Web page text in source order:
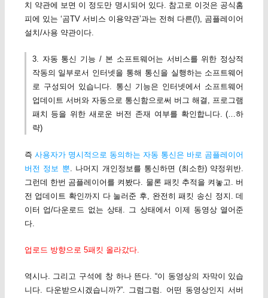
치 약관에 보면 이 정도만 명시되어 있다. 참고로 이것은 공식홈
피에 있는 ‘곰TV 서비스 이용약관’과는 전혀 다른(!), 곰플레이어
설치/사용 약관이다.
3. 자동 통신 기능 / 본 소프트웨어는 서비스를 위한 정상적
작동의 일부로서 인터넷을 통해 통신을 실행하는 소프트웨어
로 구성되어 있습니다. 통신 기능은 인터넷에서 소프트웨어
업데이트 서버와 자동으로 통신함으로써 버그 해결, 프로그램
패치 등을 위한 새로운 버전 존재 여부를 확인합니다. (…하
략)
즉 사용자가 명시적으로 동의하는 자동 통신은 바로 곰플레이어
버전 정보 뿐 . 나머지 개인정보를 통신하면 (최소한) 약정위반.
그런데 한번 곰플레이어를 켜봤다. 물론 패킷 추적을 켜놓고. 버
전 업데이트 확인까지 다 눌러준 후, 완전히 패킷 송신 정지. 데
이터 업/다운로드 없는 상태. 그 상태에서 이제 동영상 열어준
다.
업로드 방향으로 5패킷 올라갔다.
역시나. 그리고 구석에 창 하나 뜬다. “이 동영상의 자막이 있습
니다. 다운받으시겠습니까?”. 그럼그럼. 어떤 동영상인지 서버